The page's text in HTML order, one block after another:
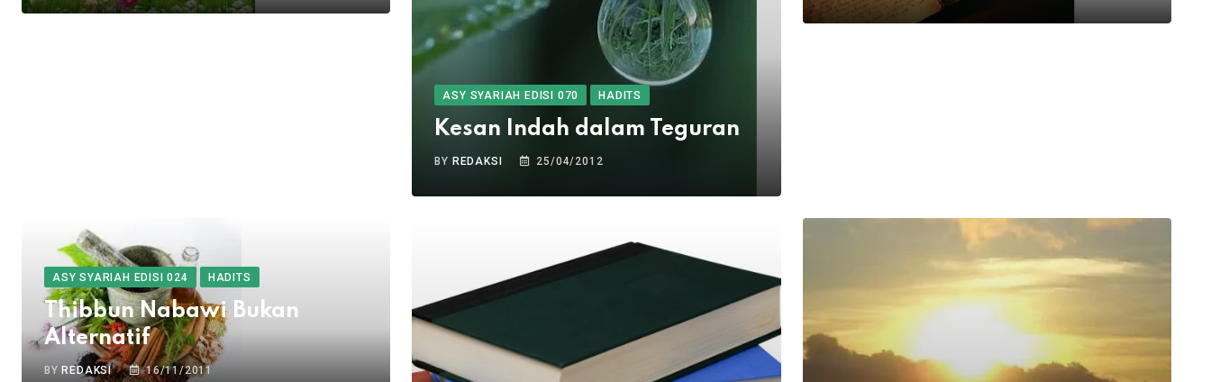
ASY SYARIAH EDISI 070 HADITS
Kesan Indah dalam Teguran
BY REDAKSI 25/04/2012
ASY SYARIAH EDISI 024 HADITS
Thibbun Nabawi Bukan
Alternatif
BY REDAKSI 16/11/2011